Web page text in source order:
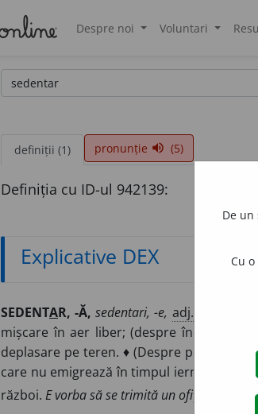
Despre noi Voluntari
definiții (1) pronunție volume_up (5)
Definiția cu ID-ul 942139:
Explicative DEX
SEDENTAR, -Ă, sedentari, -e, adj. (Despre
mișcare în aer liber; (despre
deplasare pe teren. ♦ (Despre populații)
care nu emigrează în timpul iernii. (În
război. E vorba să se trimită un ofițer ca să
De
Cu